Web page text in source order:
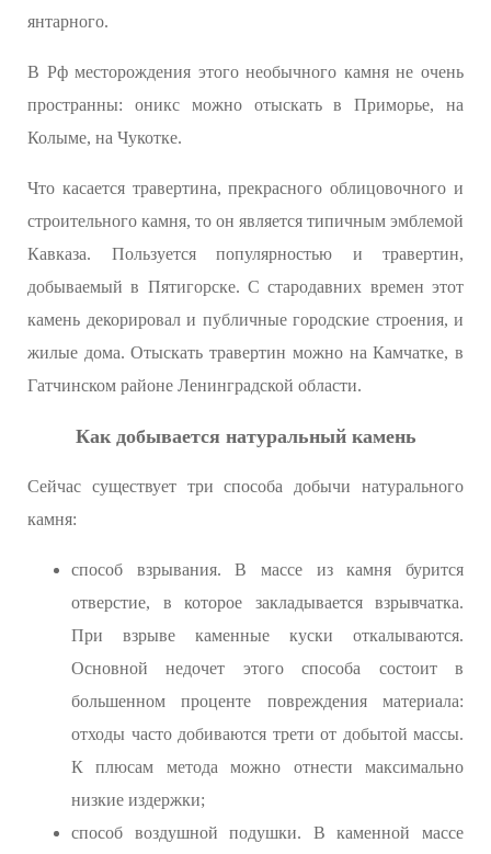
янтарного.
В Рф месторождения этого необычного камня не очень
пространны: оникс можно отыскать в Приморье, на
Колыме, на Чукотке.
Что касается травертина, прекрасного облицовочного и
строительного камня, то он является типичным эмблемой
Кавказа. Пользуется популярностью и травертин,
добываемый в Пятигорске. С стародавних времен этот
камень декорировал и публичные городские строения, и
жилые дома. Отыскать травертин можно на Камчатке, в
Гатчинском районе Ленинградской области.
Как добывается натуральный камень
Сейчас существует три способа добычи натурального
камня:
способ взрывания. В массе из камня бурится
отверстие, в которое закладывается взрывчатка.
При взрыве каменные куски откалываются.
Основной недочет этого способа состоит в
большенном проценте повреждения материала:
отходы часто добиваются трети от добытой массы.
К плюсам метода можно отнести максимально
низкие издержки;
способ воздушной подушки. В каменной массе